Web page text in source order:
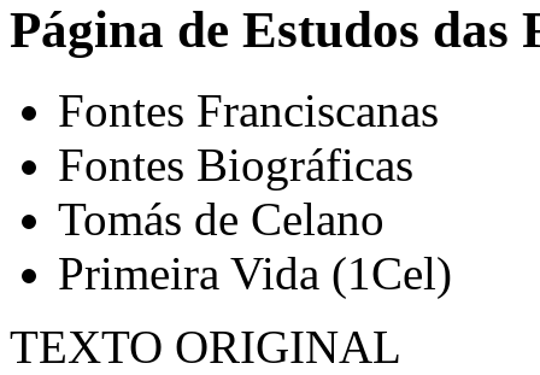
Página de Estudos das
Fontes Franciscanas
Fontes Biográficas
Tomás de Celano
Primeira Vida (1Cel)
TEXTO ORIGINAL